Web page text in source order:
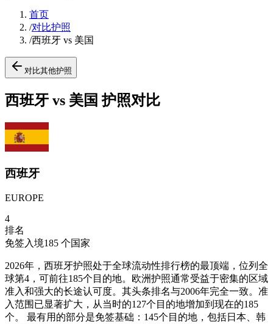
首页
/对比护照
/西班牙 vs 美国
对比其他护照
西班牙 vs 美国 护照对比
西班牙
EUROPE
4
排名
免签入境185 个国家
2026年，西班牙护照处于全球流动性排行榜的最顶端，位列全
球第4，可前往185个目的地。欧洲护照通常受益于密集的区域
准入和强大的长途认可度。其头条排名与2006年完全一致。准
入范围已显著扩大，从当时的127个目的地增加到现在的185
个。 最有用的部分是免签基础：145个目的地，包括日本、韩